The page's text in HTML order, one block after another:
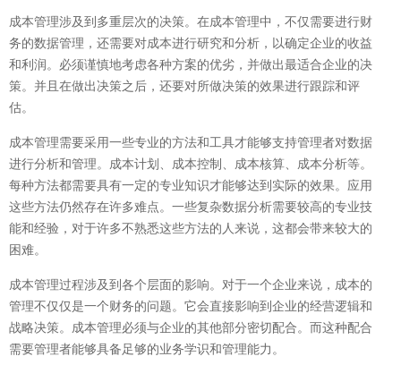
成本管理涉及到多重层次的决策。在成本管理中，不仅需要进行财
务的数据管理，还需要对成本进行研究和分析，以确定企业的收益
和利润。必须谨慎地考虑各种方案的优劣，并做出最适合企业的决
策。并且在做出决策之后，还要对所做决策的效果进行跟踪和评
估。
成本管理需要采用一些专业的方法和工具才能够支持管理者对数据
进行分析和管理。成本计划、成本控制、成本核算、成本分析等。
每种方法都需要具有一定的专业知识才能够达到实际的效果。应用
这些方法仍然存在许多难点。一些复杂数据分析需要较高的专业技
能和经验，对于许多不熟悉这些方法的人来说，这都会带来较大的
困难。
成本管理过程涉及到各个层面的影响。对于一个企业来说，成本的
管理不仅仅是一个财务的问题。它会直接影响到企业的经营逻辑和
战略决策。成本管理必须与企业的其他部分密切配合。而这种配合
需要管理者能够具备足够的业务学识和管理能力。